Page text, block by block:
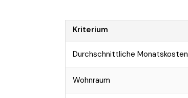
Kriterium
Durchschnittliche Monatskosten
Wohnraum